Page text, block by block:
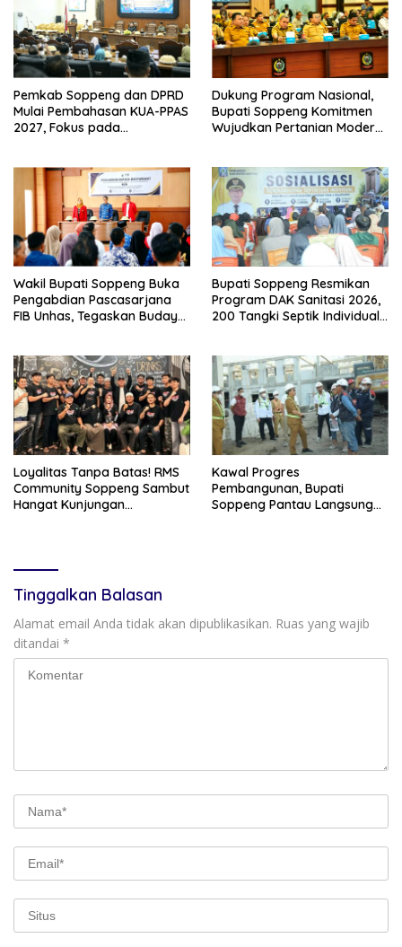
Pemkab Soppeng dan DPRD
Mulai Pembahasan KUA-PPAS
2027, Fokus pada
Dukung Program Nasional,
Bupati Soppeng Komitmen
Wujudkan Pertanian Modern
Wakil Bupati Soppeng Buka
Pengabdian Pascasarjana
FIB Unhas, Tegaskan Budaya
Bupati Soppeng Resmikan
Program DAK Sanitasi 2026,
200 Tangki Septik Individual
Loyalitas Tanpa Batas! RMS
Community Soppeng Sambut
Hangat Kunjungan
Kawal Progres
Pembangunan, Bupati
Soppeng Pantau Langsung
Tinggalkan Balasan
Alamat email Anda tidak akan dipublikasikan. Ruas yang wajib
ditandai *